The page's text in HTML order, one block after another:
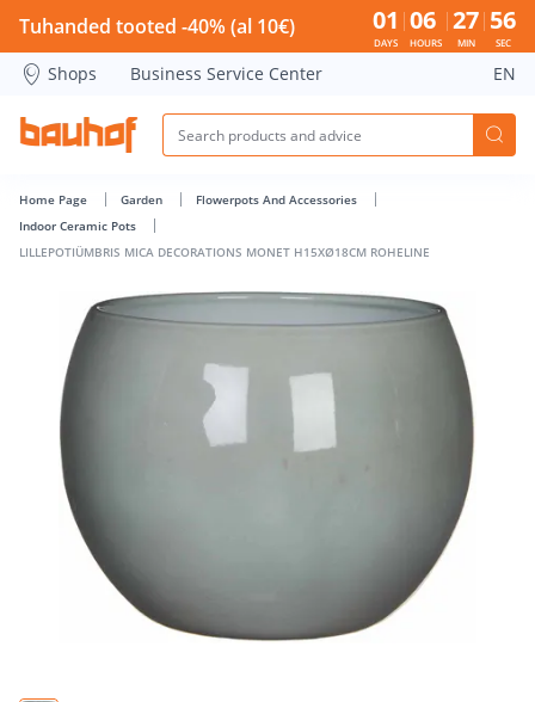
LILLEPOTIÜMBRIS MICA DECORATIONS MONET
Tuhanded tooted -40% (al 10€) 01
DAYS
06
HOURS
27
MIN
56
SEC
Shops Business Service Center EN
Home Page Garden
Flowerpots And Accessories
Indoor Ceramic Pots
LILLEPOTIÜMBRIS MICA DECORATIONS MONET H15XØ18CM ROHELINE